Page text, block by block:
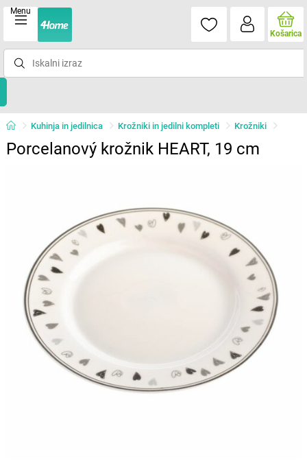
Menu
Košarica
Kuhinja in jedilnica Krožniki in jedilni kompleti Krožniki
Porcelanový krožnik HEART, 19 cm